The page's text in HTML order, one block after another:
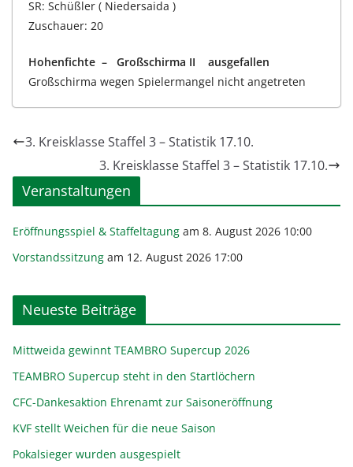
SR: Schüßler ( Niedersaida )
Zuschauer: 20
Hohenfichte – Großschirma II ausgefallen
Großschirma wegen Spielermangel nicht angetreten
3. Kreisklasse Staffel 3 – Statistik 17.10.
3. Kreisklasse Staffel 3 – Statistik 17.10.
Veranstaltungen
Eröffnungsspiel & Staffeltagung am 8. August 2026 10:00
Vorstandssitzung am 12. August 2026 17:00
Neueste Beiträge
Mittweida gewinnt TEAMBRO Supercup 2026
TEAMBRO Supercup steht in den Startlöchern
CFC-Dankesaktion Ehrenamt zur Saisoneröffnung
KVF stellt Weichen für die neue Saison
Pokalsieger wurden ausgespielt